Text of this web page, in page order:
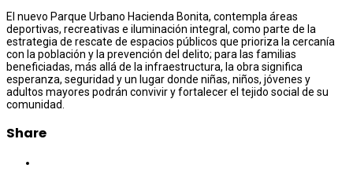
El nuevo Parque Urbano Hacienda Bonita, contempla áreas
deportivas, recreativas e iluminación integral, como parte de la
estrategia de rescate de espacios públicos que prioriza la cercanía
con la población y la prevención del delito; para las familias
beneficiadas, más allá de la infraestructura, la obra significa
esperanza, seguridad y un lugar donde niñas, niños, jóvenes y
adultos mayores podrán convivir y fortalecer el tejido social de su
comunidad.
Share